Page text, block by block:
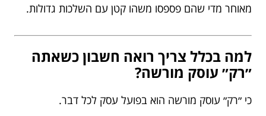
מאוחר מדי שהם פספסו משהו קטן עם השלכות גדולות.
למה בכלל צריך רואה חשבון כשאתה
״רק״ עוסק מורשה?
כי ״רק״ עוסק מורשה הוא בפועל עסק לכל דבר.